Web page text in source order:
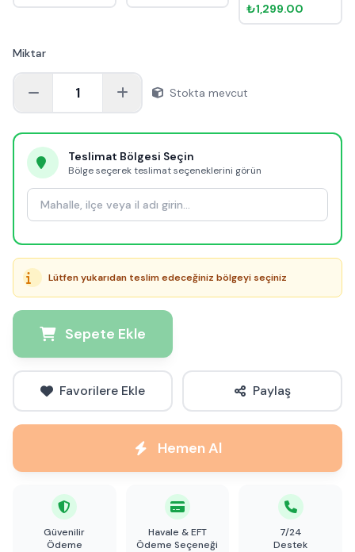
₺1,299.00
Miktar
1 Stokta mevcut
Teslimat Bölgesi Seçin
Bölge seçerek teslimat seçeneklerini görün
Lütfen yukarıdan teslim edeceğiniz bölgeyi seçiniz
Sepete Ekle
Favorilere Ekle Paylaş
Hemen Al
Güvenilir
Ödeme
Havale & EFT
Ödeme Seçeneği
7/24
Destek